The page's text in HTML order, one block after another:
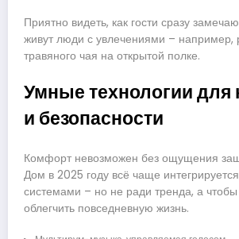
Приятно видеть, как гости сразу
живут люди с увлечениями – например,
травяного чая на открытой полке.
Умные технологии
и безопасности
Комфорт невозможен без ощущения
Дом в 2025 году всё чаще
системами – но не ради тренда, а
облегчить повседневную жизнь.